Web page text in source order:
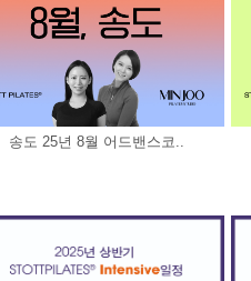
송도 25년 8월 어드밴스코..